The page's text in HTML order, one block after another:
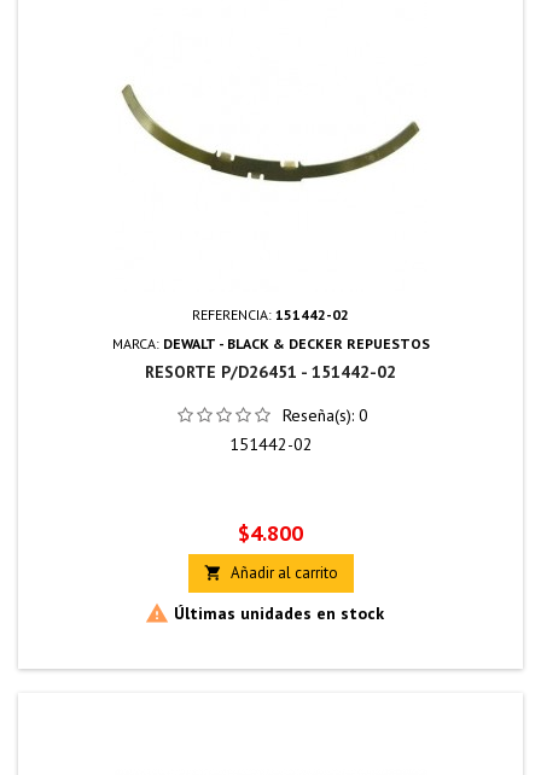
REFERENCIA: 151442-02
MARCA: DEWALT - BLACK & DECKER REPUESTOS
RESORTE P/D26451 - 151442-02
Reseña(s): 0
151442-02
Precio
$4.800
 Añadir al carrito
 Últimas unidades en stock